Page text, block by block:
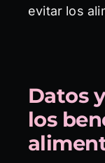
evitar los
Datos
los